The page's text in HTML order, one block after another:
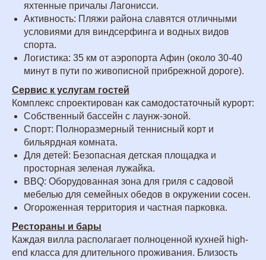
яхтенные причалы Лагонисси.
Активность: Пляжи района славятся отличными
условиями для виндсерфинга и водных видов
спорта.
Логистика: 35 км от аэропорта Афин (около 30-40
минут в пути по живописной прибрежной дороге).
Сервис к услугам гостей
Комплекс спроектирован как самодостаточный курорт:
Собственный бассейн с лаунж-зоной.
Спорт: Полноразмерный теннисный корт и
бильярдная комната.
Для детей: Безопасная детская площадка и
просторная зеленая лужайка.
BBQ: Оборудованная зона для гриля с садовой
мебелью для семейных обедов в окружении сосен.
Огороженная территория и частная парковка.
Рестораны и бары
Каждая вилла располагает полноценной кухней high-
end класса для длительного проживания. Близость